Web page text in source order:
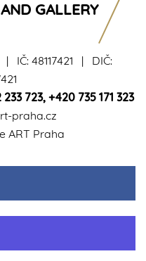
IČ: 48117421 | DIČ:
723, +420 735 171 323
praha.cz
ART Praha
GALLERY